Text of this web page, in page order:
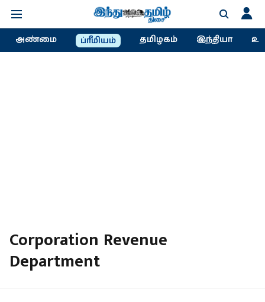
அண்மை ப்ரீமியம் தமிழகம் இந்தியா
Corporation Revenue
Department